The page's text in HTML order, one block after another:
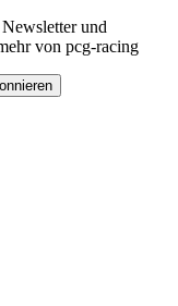
und
von pcg-racing